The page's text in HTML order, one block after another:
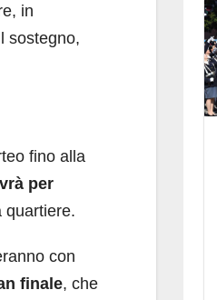
in
sostegno,
fino alla
per
quartiere.
con
finale, che